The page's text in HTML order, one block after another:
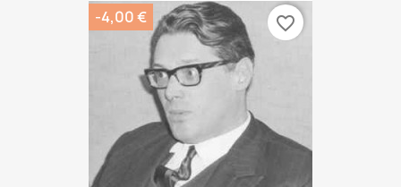
-4,00 € favorite_border